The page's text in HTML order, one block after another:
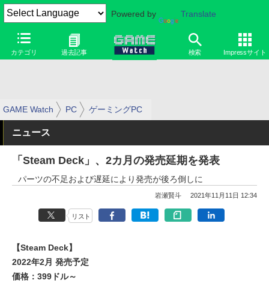
Powered by Translate
カテゴリ 過去記事 検索 Impressサイト
GAME Watch PC ゲーミングPC
ニュース
「Steam Deck」、2カ月の発売延期を発表
パーツの不足および遅延により発売が後ろ倒しに
岩瀬賢斗 2021年11月11日 12:34
リスト
【Steam Deck】
2022年2月 発売予定
価格：399ドル～